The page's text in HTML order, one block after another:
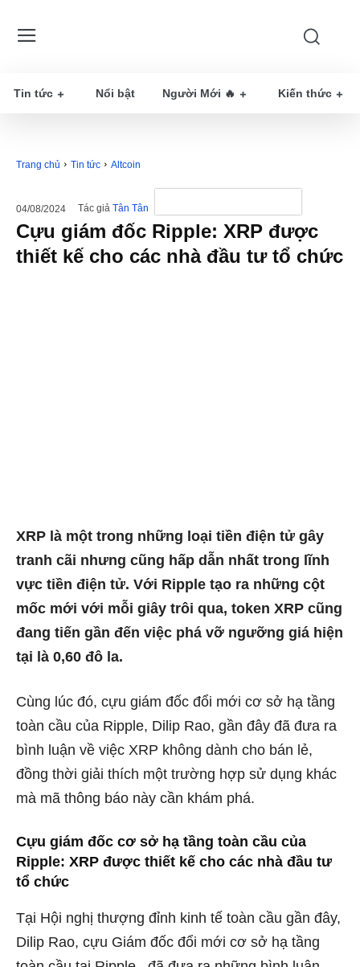
Tin tức Nổi bật Người Mới 🔥 Kiến thức
Trang chủ Tin tức Altcoin
04/08/2024 Tác giả Tân Tân
Cựu giám đốc Ripple: XRP được
thiết kế cho các nhà đầu tư tổ chức
XRP là một trong những loại tiền điện tử gây
tranh cãi nhưng cũng hấp dẫn nhất trong lĩnh
vực tiền điện tử. Với Ripple tạo ra những cột
mốc mới với mỗi giây trôi qua, token XRP cũng
đang tiến gần đến việc phá vỡ ngưỡng giá hiện
tại là 0,60 đô la.
Cùng lúc đó, cựu giám đốc đổi mới cơ sở hạ tầng
toàn cầu của Ripple, Dilip Rao, gần đây đã đưa ra
bình luận về việc XRP không dành cho bán lẻ,
đồng thời giải thích một trường hợp sử dụng khác
mà mã thông báo này cần khám phá.
Cựu giám đốc cơ sở hạ tầng toàn cầu của
Ripple: XRP được thiết kế cho các nhà đầu tư
tổ chức
Tại Hội nghị thượng đỉnh kinh tế toàn cầu gần đây,
Dilip Rao, cựu Giám đốc đổi mới cơ sở hạ tầng